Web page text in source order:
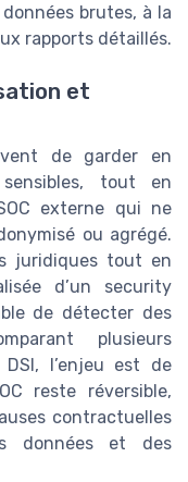
brutes, à la
rapports détaillés.
et
de garder en
tout en
externe qui ne
ou agrégé.
juridiques tout en
d’un security
de détecter des
plusieurs
l’enjeu est de
reste réversible,
contractuelles
données et des